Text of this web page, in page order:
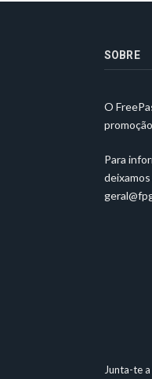
SOBRE
O
Para
Junta-te